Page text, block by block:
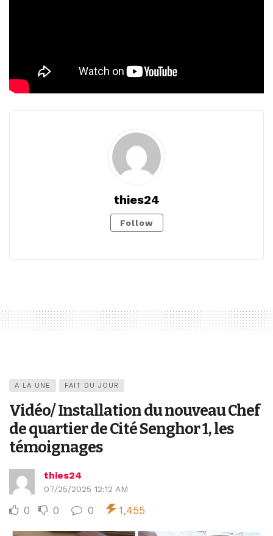
thies24
Follow
A LA UNE FAIT DU JOUR
Vidéo/ Installation du nouveau Chef
de quartier de Cité Senghor 1, les
témoignages
thies24
07/25/2025 12:12 AM
0 0 0 1,455